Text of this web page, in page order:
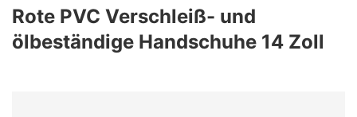
Rote PVC Verschleiß- und
ölbeständige Handschuhe 14 Zoll